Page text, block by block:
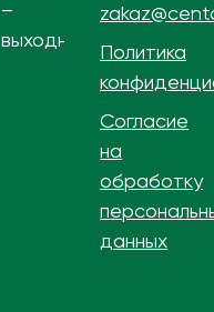
–
выходной
Политика
Согласие
на
обработку
данных